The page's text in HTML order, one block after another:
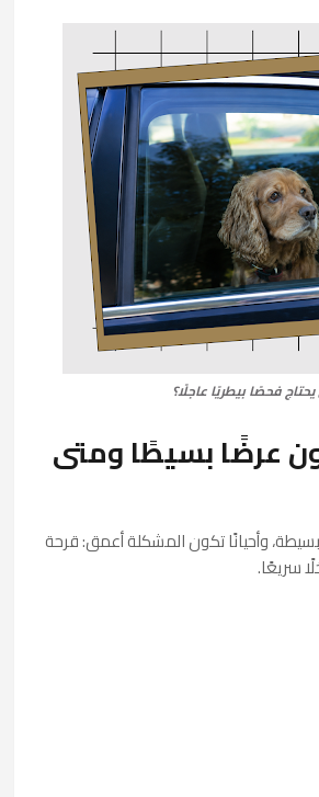
فحصًا بيطريًا عاجلًا؟
عرضًا بسيطًا ومتى
وأحيانًا تكون المشكلة أعمق: قرحة
سريعًا.